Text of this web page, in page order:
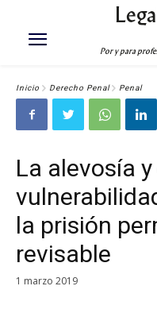
Por y para
Inicio Derecho Penal Penal
La alevosía
la prisión
revisable
1 marzo 2019